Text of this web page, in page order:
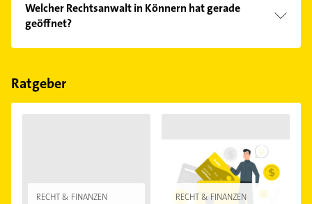
Kundenmeinungen und profitieren Sie von den
Empfehlungen. Die Suchergebnisse können Sie sich
einfach nachBewertungensortiert anzeigen lassen.
Welcher Rechtsanwalt in Könnern hat gerade
geöffnet?
Im Anbieter-Bereich finden Sie alleÖffnungszeiten.
Feiertagen abweichen können.
Ratgeber
RECHT & FINANZEN RECHT & FINANZEN